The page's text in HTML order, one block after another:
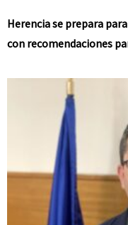
Herencia se prepara
con recomendaciones